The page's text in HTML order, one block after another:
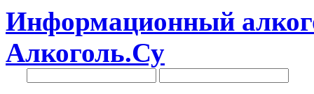
Информационный
Алкоголь.Су